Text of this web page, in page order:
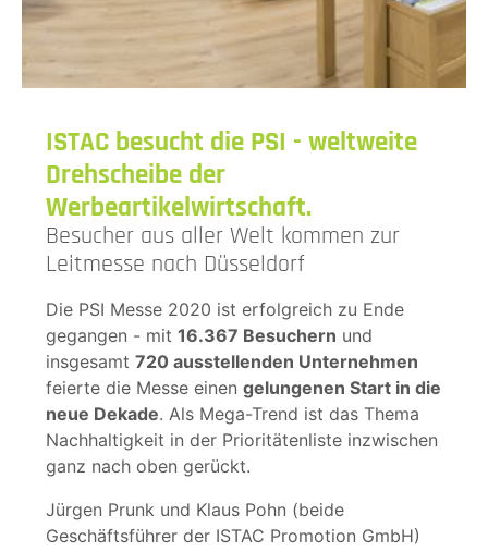
ISTAC besucht die PSI - weltweite
Drehscheibe der
Werbeartikelwirtschaft.
Besucher aus aller Welt kommen zur
Leitmesse nach Düsseldorf
Die PSI Messe 2020 ist erfolgreich zu Ende
gegangen - mit 16.367 Besuchern und
insgesamt 720 ausstellenden Unternehmen
feierte die Messe einen gelungenen Start in die
neue Dekade. Als Mega-Trend ist das Thema
Nachhaltigkeit in der Prioritätenliste inzwischen
ganz nach oben gerückt.
Jürgen Prunk und Klaus Pohn (beide
Geschäftsführer der ISTAC Promotion GmbH)